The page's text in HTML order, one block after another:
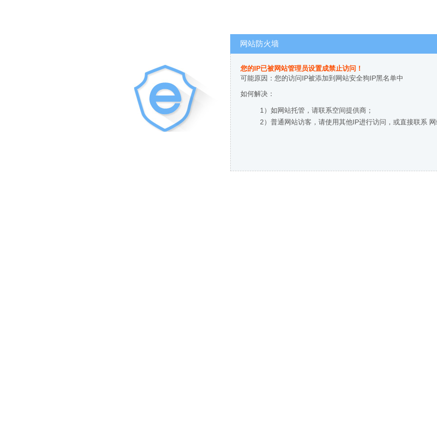
网站防火墙
您的IP已被网站管理员设置成禁止访问！
可能原因：您的访问IP被添加到网站安全狗IP黑名单中
如何解决：
1）如网站托管，请联系空间提供商；
2）普通网站访客，请使用其他IP进行访问，或直接联系 网